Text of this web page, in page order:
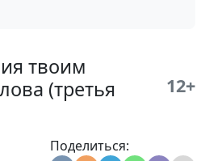
твоим
(третья
12+
Поделиться:
Сергей Комарницкий,
священнослужитель,
Даниил Круглов, Анна
#152